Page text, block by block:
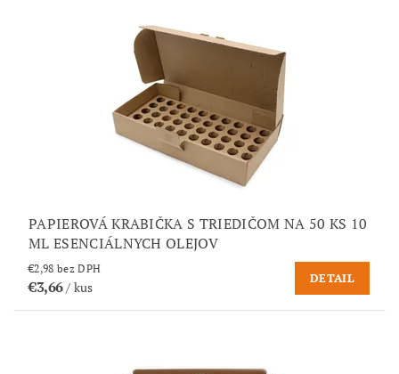
PAPIEROVÁ KRABIČKA S TRIEDIČOM NA 50 KS 10
ML ESENCIÁLNYCH OLEJOV
€2,98 bez DPH
€3,66/ kus
DETAIL